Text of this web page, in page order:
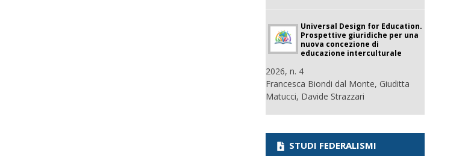
Universal Design for Education.
Prospettive giuridiche per una
nuova concezione di
educazione interculturale
2026, n. 4
Francesca Biondi dal Monte, Giuditta
Matucci, Davide Strazzari
STUDI FEDERALISMI